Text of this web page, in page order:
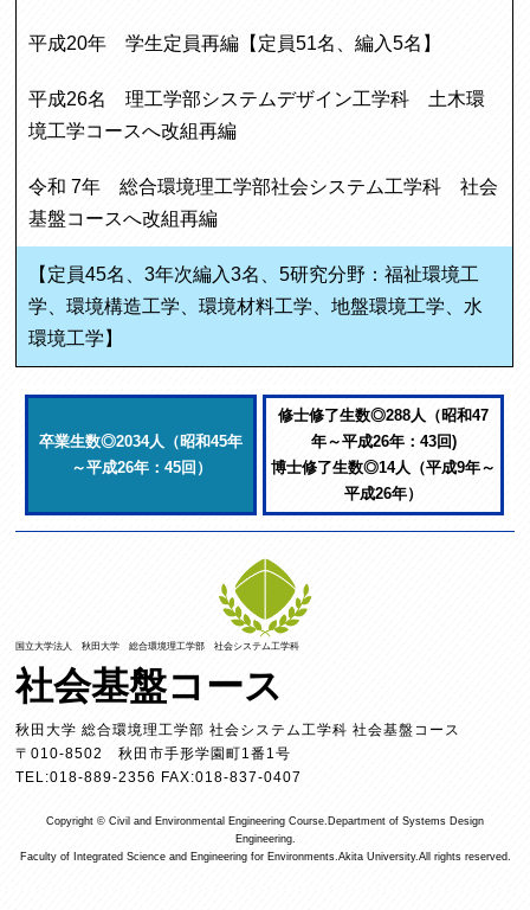
平成20年 学生定員再編【定員51名、編入5名】
平成26名 理工学部システムデザイン工学科 土木環
境工学コースへ改組再編
令和 7年 総合環境理工学部社会システム工学科 社会
基盤コースへ改組再編
【定員45名、3年次編入3名、5研究分野：福祉環境工
学、環境構造工学、環境材料工学、地盤環境工学、水
環境工学】
卒業生数◎2034人（昭和45年
～平成26年：45回）
修士修了生数◎288人（昭和47
年～平成26年：43回)
博士修了生数◎14人（平成9年～
平成26年）
国立大学法人 秋田大学 総合環境理工学部 社会システム工学科
社会基盤コース
秋田大学 総合環境理工学部 社会システム工学科 社会基盤コース
〒010-8502 秋田市手形学園町1番1号
TEL:018-889-2356 FAX:018-837-0407
Copyright © Civil and Environmental Engineering Course.Department of Systems Design
Engineering.
Faculty of Integrated Science and Engineering for Environments.Akita University.All rights reserved.